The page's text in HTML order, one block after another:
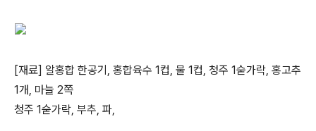
[재료] 알홍합 한공기, 홍합육수 1컵, 물 1컵, 청주 1숟가락, 홍고추
1개, 마늘 2쪽
청주 1숟가락, 부추, 파,